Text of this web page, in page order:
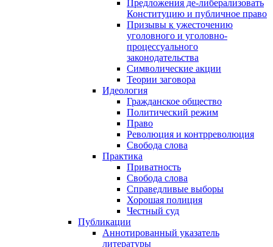
Предложения де-либерализовать
Конституцию и публичное право
Призывы к ужесточению
уголовного и уголовно-
процессуального
законодательства
Символические акции
Теории заговора
Идеология
Гражданское общество
Политический режим
Право
Революция и контрреволюция
Свобода слова
Практика
Приватность
Свобода слова
Справедливые выборы
Хорошая полиция
Честный суд
Публикации
Аннотированный указатель
литературы